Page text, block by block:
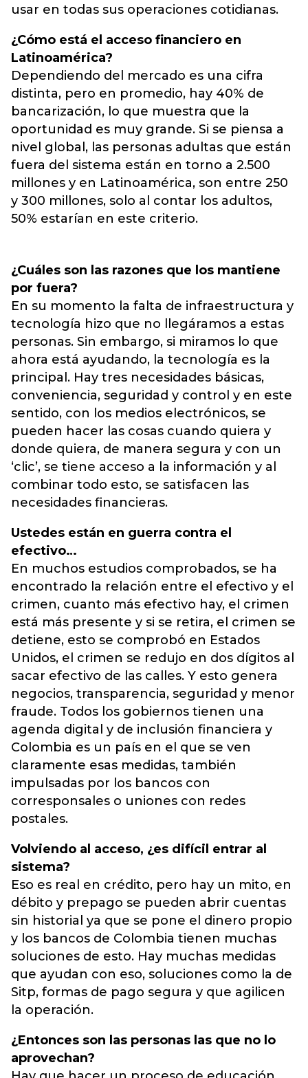
usar en todas sus operaciones cotidianas.
¿Cómo está el acceso financiero en
Latinoamérica?
Dependiendo del mercado es una cifra
distinta, pero en promedio, hay 40% de
bancarización, lo que muestra que la
oportunidad es muy grande. Si se piensa a
nivel global, las personas adultas que están
fuera del sistema están en torno a 2.500
millones y en Latinoamérica, son entre 250
y 300 millones, solo al contar los adultos,
50% estarían en este criterio.
¿Cuáles son las razones que los mantiene
por fuera?
En su momento la falta de infraestructura y
tecnología hizo que no llegáramos a estas
personas. Sin embargo, si miramos lo que
ahora está ayudando, la tecnología es la
principal. Hay tres necesidades básicas,
conveniencia, seguridad y control y en este
sentido, con los medios electrónicos, se
pueden hacer las cosas cuando quiera y
donde quiera, de manera segura y con un
‘clic’, se tiene acceso a la información y al
combinar todo esto, se satisfacen las
necesidades financieras.
Ustedes están en guerra contra el
efectivo…
En muchos estudios comprobados, se ha
encontrado la relación entre el efectivo y el
crimen, cuanto más efectivo hay, el crimen
está más presente y si se retira, el crimen se
detiene, esto se comprobó en Estados
Unidos, el crimen se redujo en dos dígitos al
sacar efectivo de las calles. Y esto genera
negocios, transparencia, seguridad y menor
fraude. Todos los gobiernos tienen una
agenda digital y de inclusión financiera y
Colombia es un país en el que se ven
claramente esas medidas, también
impulsadas por los bancos con
corresponsales o uniones con redes
postales.
Volviendo al acceso, ¿es difícil entrar al
sistema?
Eso es real en crédito, pero hay un mito, en
débito y prepago se pueden abrir cuentas
sin historial ya que se pone el dinero propio
y los bancos de Colombia tienen muchas
soluciones de esto. Hay muchas medidas
que ayudan con eso, soluciones como la de
Sitp, formas de pago segura y que agilicen
la operación.
¿Entonces son las personas las que no lo
aprovechan?